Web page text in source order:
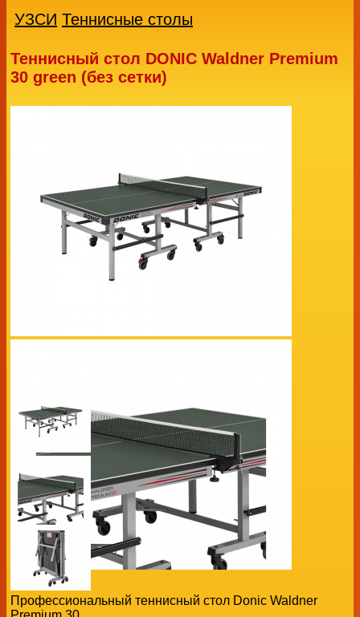
УЗСИ Теннисные столы
Теннисный стол DONIC Waldner Premium
30 green (без сетки)
Профессиональный теннисный стол Donic Waldner